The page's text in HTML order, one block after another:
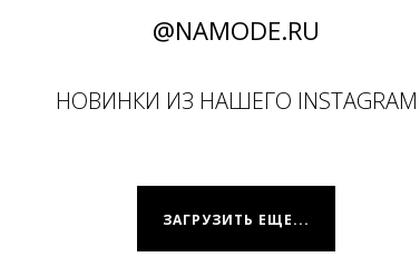
@NAMODE.RU
НОВИНКИ ИЗ НАШЕГО INSTAGRAM
ЗАГРУЗИТЬ ЕЩЕ...